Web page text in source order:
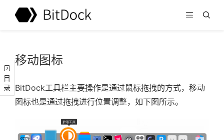
目录
移动图标
BitDock工具栏主要操作是通过鼠标拖拽的方式，移动
图标也是通过拖拽进行位置调整，如下图所示。